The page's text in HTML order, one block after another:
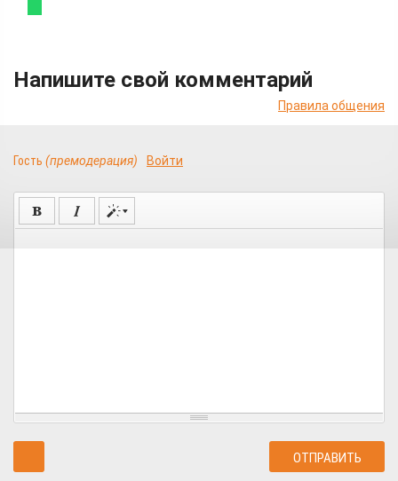
Напишите свой комментарий
Правила общения
Гость (премодерация) Войти